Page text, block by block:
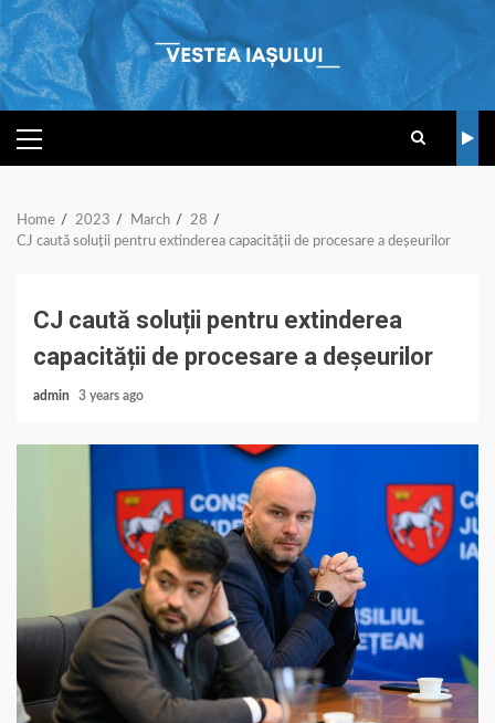
Skip
to
content
PRIMARY
MENU
Home 2023 March
28
CJ caută soluții pentru extinderea capacității de procesare a deșeurilor
CJ caută soluții pentru extinderea
capacității de procesare a deșeurilor
admin 3 years ago